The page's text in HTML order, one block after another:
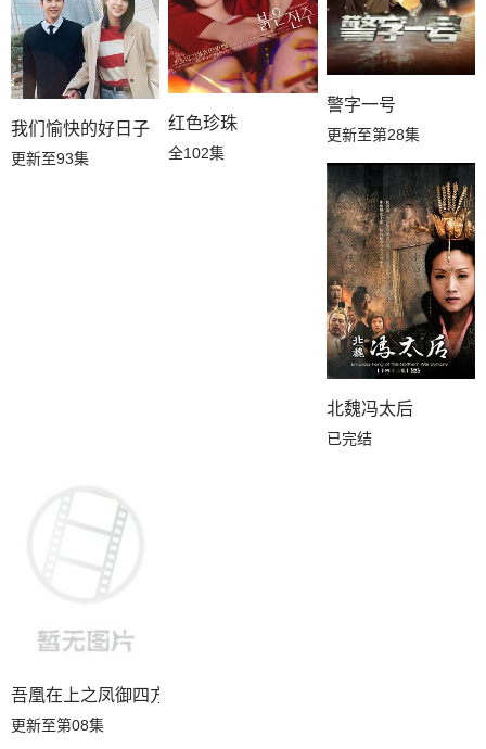
我们愉快的好日子
更新至93集
红色珍珠
全102集
警字一号
更新至第28集
北魏冯太后
已完结
吾凰在上之凤御四方
更新至第08集